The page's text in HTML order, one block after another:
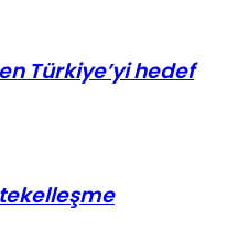
Türkiye’yi hedef